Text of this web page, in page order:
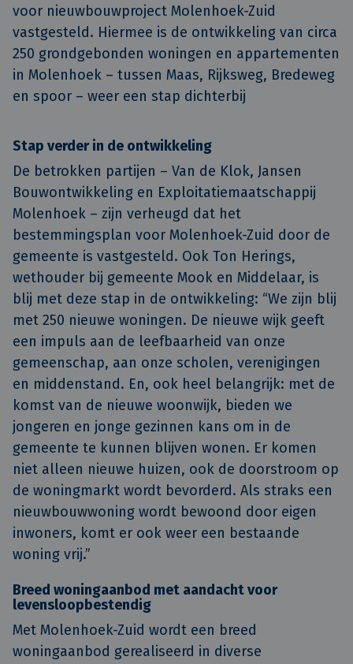
voor nieuwbouwproject Molenhoek-Zuid
vastgesteld. Hiermee is de ontwikkeling van circa
250 grondgebonden woningen en appartementen
in Molenhoek – tussen Maas, Rijksweg, Bredeweg
en spoor – weer een stap dichterbij
Stap verder in de ontwikkeling
De betrokken partijen – Van de Klok, Jansen
Bouwontwikkeling en Exploitatiemaatschappij
Molenhoek – zijn verheugd dat het
bestemmingsplan voor Molenhoek-Zuid door de
gemeente is vastgesteld. Ook Ton Herings,
wethouder bij gemeente Mook en Middelaar, is
blij met deze stap in de ontwikkeling: “We zijn blij
met 250 nieuwe woningen. De nieuwe wijk geeft
een impuls aan de leefbaarheid van onze
gemeenschap, aan onze scholen, verenigingen
en middenstand. En, ook heel belangrijk: met de
komst van de nieuwe woonwijk, bieden we
jongeren en jonge gezinnen kans om in de
gemeente te kunnen blijven wonen. Er komen
niet alleen nieuwe huizen, ook de doorstroom op
de woningmarkt wordt bevorderd. Als straks een
nieuwbouwwoning wordt bewoond door eigen
inwoners, komt er ook weer een bestaande
woning vrij.”
Breed woningaanbod met aandacht voor
levensloopbestendig
Met Molenhoek-Zuid wordt een breed
woningaanbod gerealiseerd in diverse